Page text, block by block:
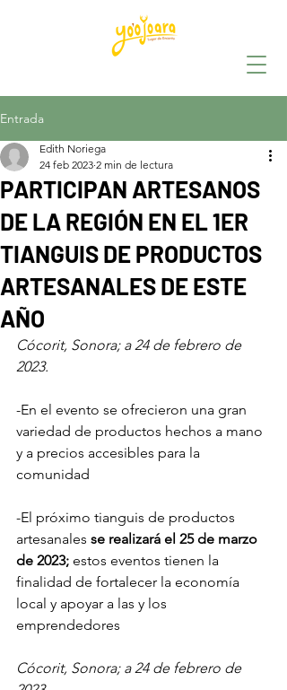
Entrada
PARTICIPAN ARTESANOS
DE LA REGIÓN EN EL 1ER
TIANGUIS DE PRODUCTOS
ARTESANALES DE ESTE
AÑO
Edith Noriega
24 feb 2023 2 min de lectura
Cócorit, Sonora; a 24 de febrero de
2023.
-En el evento se ofrecieron una gran
variedad de productos hechos a mano
y a precios accesibles para la
comunidad
-El próximo tianguis de productos
artesanales se realizará el 25 de marzo
de 2023; estos eventos tienen la
finalidad de fortalecer la economía
local y apoyar a las y los
emprendedores
Cócorit, Sonora; a 24 de febrero de